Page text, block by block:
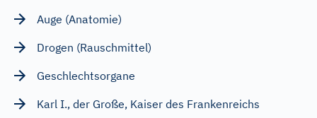
Auge (Anatomie)
Drogen (Rauschmittel)
Geschlechtsorgane
Karl I., der Große, Kaiser des Frankenreichs